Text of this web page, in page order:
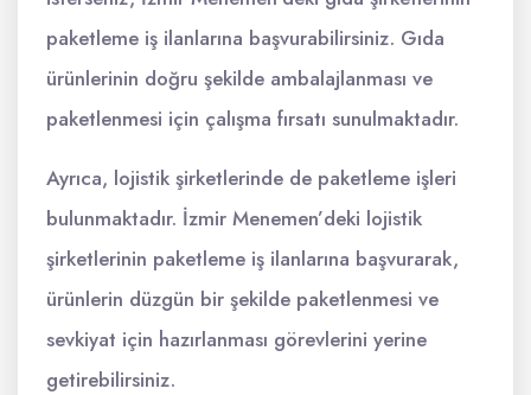
paketleme iş ilanlarına başvurabilirsiniz. Gıda
ürünlerinin doğru şekilde ambalajlanması ve
paketlenmesi için çalışma fırsatı sunulmaktadır.
Ayrıca, lojistik şirketlerinde de paketleme işleri
bulunmaktadır. İzmir Menemen’deki lojistik
şirketlerinin paketleme iş ilanlarına başvurarak,
ürünlerin düzgün bir şekilde paketlenmesi ve
sevkiyat için hazırlanması görevlerini yerine
getirebilirsiniz.